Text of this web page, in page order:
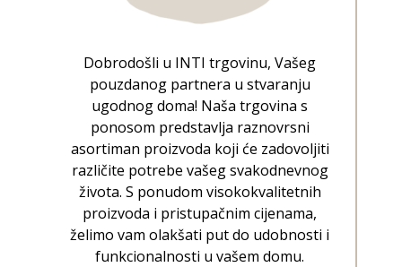
Dobrodošli u INTI trgovinu, Vašeg
pouzdanog partnera u stvaranju
ugodnog doma! Naša trgovina s
ponosom predstavlja raznovrsni
asortiman proizvoda koji će zadovoljiti
različite potrebe vašeg svakodnevnog
života. S ponudom visokokvalitetnih
proizvoda i pristupačnim cijenama,
želimo vam olakšati put do udobnosti i
funkcionalnosti u vašem domu.